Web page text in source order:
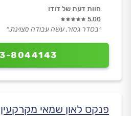
8044143
חוות דעת של דודו
5.00
״בסדר גמור, עשה עבודה מצוינת.״
פנקס לאון שמאי מקרקעין